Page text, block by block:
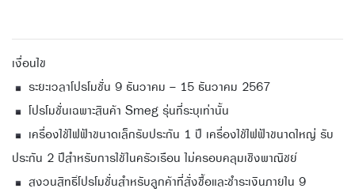
เงื่อนไข
ระยะเวลาโปรโมชั่น 9 ธันวาคม - 15 ธันวาคม 2567
โปรโมชั่นเฉพาะสินค้า Smeg รุ่นที่ระบุเท่านั้น
เครื่องใช้ไฟฟ้าขนาดเล็กรับประกัน 1 ปี เครื่องใช้ไฟฟ้าขนาดใหญ่ รับ
ประกัน 2 ปีสำหรับการใช้ในครัวเรือน ไม่ครอบคลุมเชิงพาณิชย์
สงวนสิทธิ์โปรโมชั่นสำหรับลูกค้าที่สั่งซื้อและชำระเงินภายใน 9